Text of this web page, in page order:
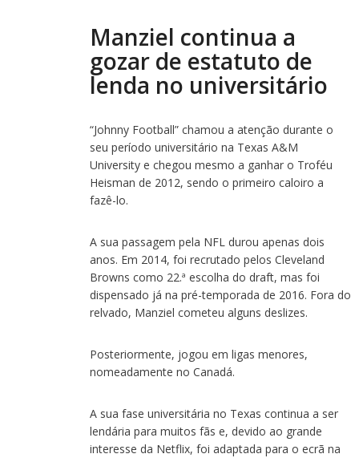
Manziel continua a
gozar de estatuto de
lenda no universitário
“Johnny Football” chamou a atenção durante o
seu período universitário na Texas A&M
University e chegou mesmo a ganhar o Troféu
Heisman de 2012, sendo o primeiro caloiro a
fazê-lo.
A sua passagem pela NFL durou apenas dois
anos. Em 2014, foi recrutado pelos Cleveland
Browns como 22.ª escolha do draft, mas foi
dispensado já na pré-temporada de 2016. Fora do
relvado, Manziel cometeu alguns deslizes.
Posteriormente, jogou em ligas menores,
nomeadamente no Canadá.
A sua fase universitária no Texas continua a ser
lendária para muitos fãs e, devido ao grande
interesse da Netflix, foi adaptada para o ecrã na